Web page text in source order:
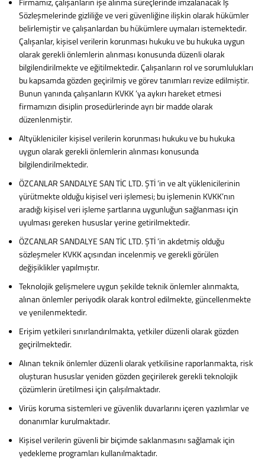
Sözleşmelerinde gizliliğe ve veri güvenliğine ilişkin olarak hükümler
belirlemiştir ve çalışanlardan bu hükümlere uymaları istemektedir.
Çalışanlar, kişisel verilerin korunması hukuku ve bu hukuka uygun
olarak gerekli önlemlerin alınması konusunda düzenli olarak
bilgilendirilmekte ve eğitilmektedir. Çalışanların rol ve sorumlulukları
bu kapsamda gözden geçirilmiş ve görev tanımları revize edilmiştir.
Bunun yanında çalışanların KVKK ’ya aykırı hareket etmesi
firmamızın disiplin prosedürlerinde ayrı bir madde olarak
düzenlenmiştir.
Altyükleniciler kişisel verilerin korunması hukuku ve bu hukuka
uygun olarak gerekli önlemlerin alınması konusunda
bilgilendirilmektedir.
ÖZCANLAR SANDALYE SAN TİC LTD. ŞTİ ’in ve alt yüklenicilerinin
yürütmekte olduğu kişisel veri işlemesi; bu işlemenin KVKK’nın
aradığı kişisel veri işleme şartlarına uygunluğun sağlanması için
uyulması gereken hususlar yerine getirilmektedir.
ÖZCANLAR SANDALYE SAN TİC LTD. ŞTİ ’in akdetmiş olduğu
sözleşmeler KVKK açısından incelenmiş ve gerekli görülen
değişiklikler yapılmıştır.
Teknolojik gelişmelere uygun şekilde teknik önlemler alınmakta,
alınan önlemler periyodik olarak kontrol edilmekte, güncellenmekte
ve yenilenmektedir.
Erişim yetkileri sınırlandırılmakta, yetkiler düzenli olarak gözden
geçirilmektedir.
Alınan teknik önlemler düzenli olarak yetkilisine raporlanmakta, risk
oluşturan hususlar yeniden gözden geçirilerek gerekli teknolojik
çözümlerin üretilmesi için çalışılmaktadır.
Virüs koruma sistemleri ve güvenlik duvarlarını içeren yazılımlar ve
donanımlar kurulmaktadır.
Kişisel verilerin güvenli bir biçimde saklanmasını sağlamak için
yedekleme programları kullanılmaktadır.